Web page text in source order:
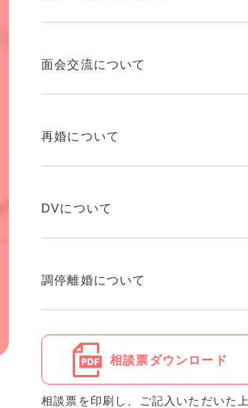
面会交流について
再婚について
DVについて
調停離婚について
相談票ダウンロード
相談票を印刷し、ご記入いただいた上